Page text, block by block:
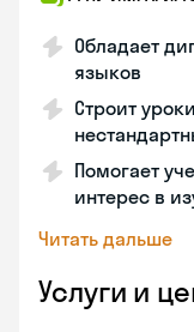
Обладает
языков
Строит
Помогает
интерес в
Читать дальше
Услуги и